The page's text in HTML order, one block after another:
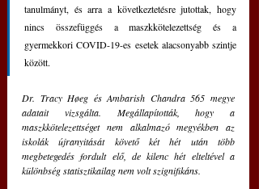
tanulmányt, és arra a következtetésre jutottak, hogy
nincs összefüggés a maszkkötelezettség és a
gyermekkori COVID-19-es esetek alacsonyabb szintje
között.
Dr. Tracy Høeg és Ambarish Chandra 565 megye
adatait vizsgálta. Megállapították, hogy a
maszkkötelezettséget nem alkalmazó megyékben az
iskolák újranyitását követő két hét után több
megbetegedés fordult elő, de kilenc hét elteltével a
különbség statisztikailag nem volt szignifikáns.